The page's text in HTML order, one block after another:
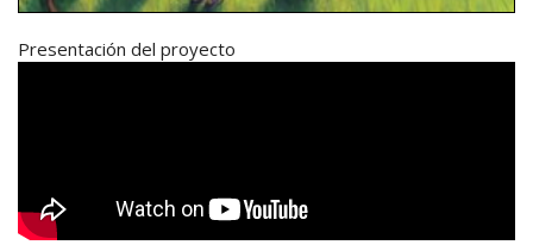
Presentación del proyecto